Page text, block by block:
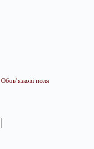
Обов’язкові поля